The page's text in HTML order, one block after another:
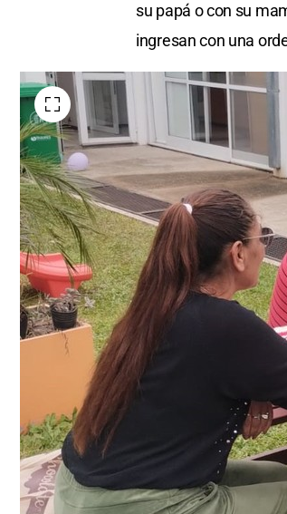
su papá o con su
ingresan con una